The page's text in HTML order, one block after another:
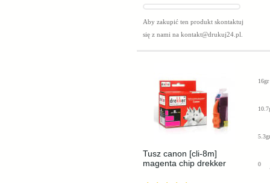
Aby zakupić ten produkt skontaktuj
się z nami na kontakt@drukuj24.pl
Tusz canon [cli-8m]
magenta chip drekker
16gr
5.3gr
0